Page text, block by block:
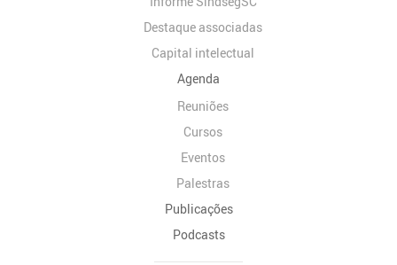
Destaque associadas
Capital intelectual
Agenda
Reuniões
Cursos
Eventos
Palestras
Publicações
Podcasts